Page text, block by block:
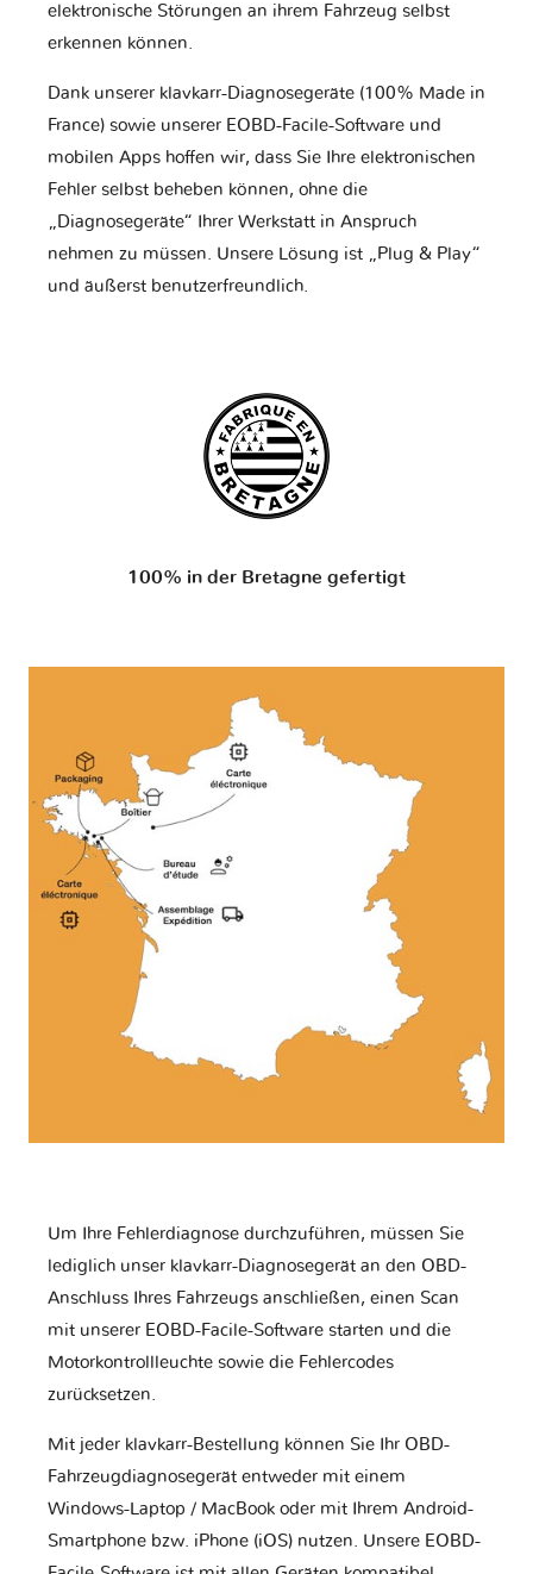
elektronische Störungen an ihrem Fahrzeug selbst
erkennen können.
Dank unserer klavkarr-Diagnosegeräte (100% Made in
France) sowie unserer EOBD-Facile-Software und
mobilen Apps hoffen wir, dass Sie Ihre elektronischen
Fehler selbst beheben können, ohne die
„Diagnosegeräte“ Ihrer Werkstatt in Anspruch
nehmen zu müssen. Unsere Lösung ist „Plug & Play“
und äußerst benutzerfreundlich.
100% in der Bretagne gefertigt
Um Ihre Fehlerdiagnose durchzuführen, müssen Sie
lediglich unser klavkarr-Diagnosegerät an den OBD-
Anschluss Ihres Fahrzeugs anschließen, einen Scan
mit unserer EOBD-Facile-Software starten und die
Motorkontrollleuchte sowie die Fehlercodes
zurücksetzen.
Mit jeder klavkarr-Bestellung können Sie Ihr OBD-
Fahrzeugdiagnosegerät entweder mit einem
Windows-Laptop / MacBook oder mit Ihrem Android-
Smartphone bzw. iPhone (iOS) nutzen. Unsere EOBD-